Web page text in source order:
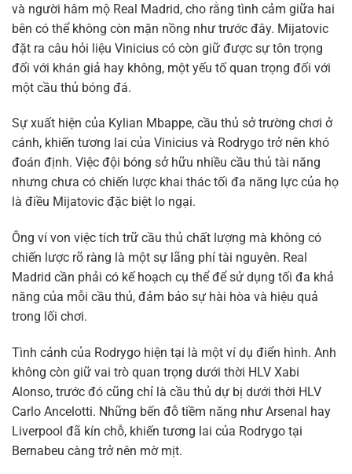
và người hâm mộ Real Madrid, cho rằng tình cảm giữa hai
bên có thể không còn mặn nồng như trước đây. Mijatovic
đặt ra câu hỏi liệu Vinicius có còn giữ được sự tôn trọng
đối với khán giả hay không, một yếu tố quan trọng đối với
một cầu thủ bóng đá.
Sự xuất hiện của Kylian Mbappe, cầu thủ sở trường chơi ở
cánh, khiến tương lai của Vinicius và Rodrygo trở nên khó
đoán định. Việc đội bóng sở hữu nhiều cầu thủ tài năng
nhưng chưa có chiến lược khai thác tối đa năng lực của họ
là điều Mijatovic đặc biệt lo ngại.
Ông ví von việc tích trữ cầu thủ chất lượng mà không có
chiến lược rõ ràng là một sự lãng phí tài nguyên. Real
Madrid cần phải có kế hoạch cụ thể để sử dụng tối đa khả
năng của mỗi cầu thủ, đảm bảo sự hài hòa và hiệu quả
trong lối chơi.
Tình cảnh của Rodrygo hiện tại là một ví dụ điển hình. Anh
không còn giữ vai trò quan trọng dưới thời HLV Xabi
Alonso, trước đó cũng chỉ là cầu thủ dự bị dưới thời HLV
Carlo Ancelotti. Những bến đỗ tiềm năng như Arsenal hay
Liverpool đã kín chỗ, khiến tương lai của Rodrygo tại
Bernabeu càng trở nên mờ mịt.